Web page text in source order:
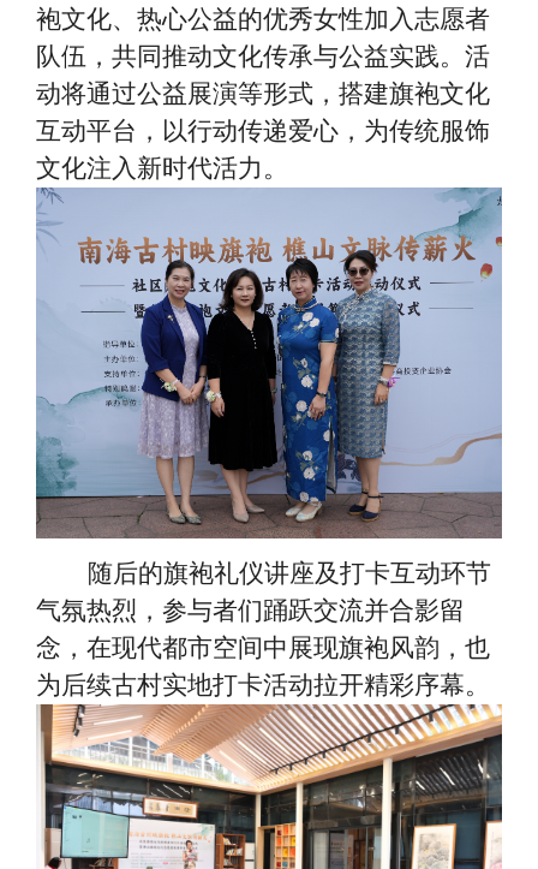
袍文化、热心公益的优秀女性加入志愿者
队伍，共同推动文化传承与公益实践。活
动将通过公益展演等形式，搭建旗袍文化
互动平台，以行动传递爱心，为传统服饰
文化注入新时代活力。
随后的旗袍礼仪讲座及打卡互动环节
气氛热烈，参与者们踊跃交流并合影留
念，在现代都市空间中展现旗袍风韵，也
为后续古村实地打卡活动拉开精彩序幕。